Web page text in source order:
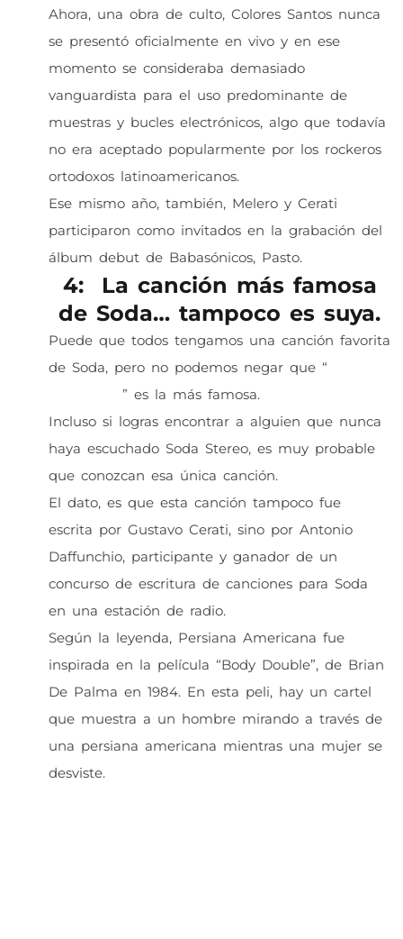
Ahora, una obra de culto, Colores Santos nunca
se presentó oficialmente en vivo y en ese
momento se consideraba demasiado
vanguardista para el uso predominante de
muestras y bucles electrónicos, algo que todavía
no era aceptado popularmente por los rockeros
ortodoxos latinoamericanos.
Ese mismo año, también, Melero y Cerati
participaron como invitados en la grabación del
álbum debut de Babasónicos, Pasto.
4: La canción más famosa
de Soda… tampoco es suya.
Puede que todos tengamos una canción favorita
de Soda, pero no podemos negar que “
” es la más famosa.
Incluso si logras encontrar a alguien que nunca
haya escuchado Soda Stereo, es muy probable
que conozcan esa única canción.
El dato, es que esta canción tampoco fue
escrita por Gustavo Cerati, sino por Antonio
Daffunchio, participante y ganador de un
concurso de escritura de canciones para Soda
en una estación de radio.
Según la leyenda, Persiana Americana fue
inspirada en la película “Body Double”, de Brian
De Palma en 1984. En esta peli, hay un cartel
que muestra a un hombre mirando a través de
una persiana americana mientras una mujer se
desviste.